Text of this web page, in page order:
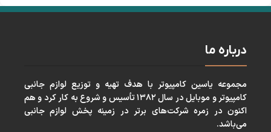
درباره ما
مجموعه ياسين كامپيوتر با هدف تهيه و توزيع لوازم جانبی
كامپيوتر و موبايل در سال ١٣٨٢ تأسيس و شروع به كار كرد و هم
اكنون در زمره شركت‌های برتر در زمينه پخش لوازم جانبی
می‌باشد.